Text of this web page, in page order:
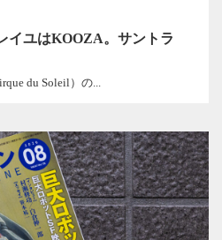
イユはKOOZA。サントラ
du Soleil）の...